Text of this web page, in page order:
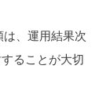
、運用結果次
ることが大切